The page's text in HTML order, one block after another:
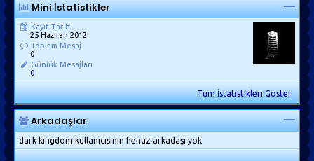
Mini İstatistikler
Kayıt Tarihi
25 Haziran 2012
Toplam Mesaj
0
Günlük Mesajları
0
Tüm İstatistikleri Göster
Arkadaşlar
dark kingdom kullanıcısının henüz arkadaşı yok